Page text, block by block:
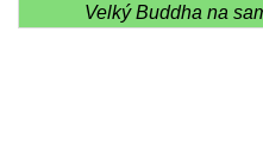
Velký Buddha na